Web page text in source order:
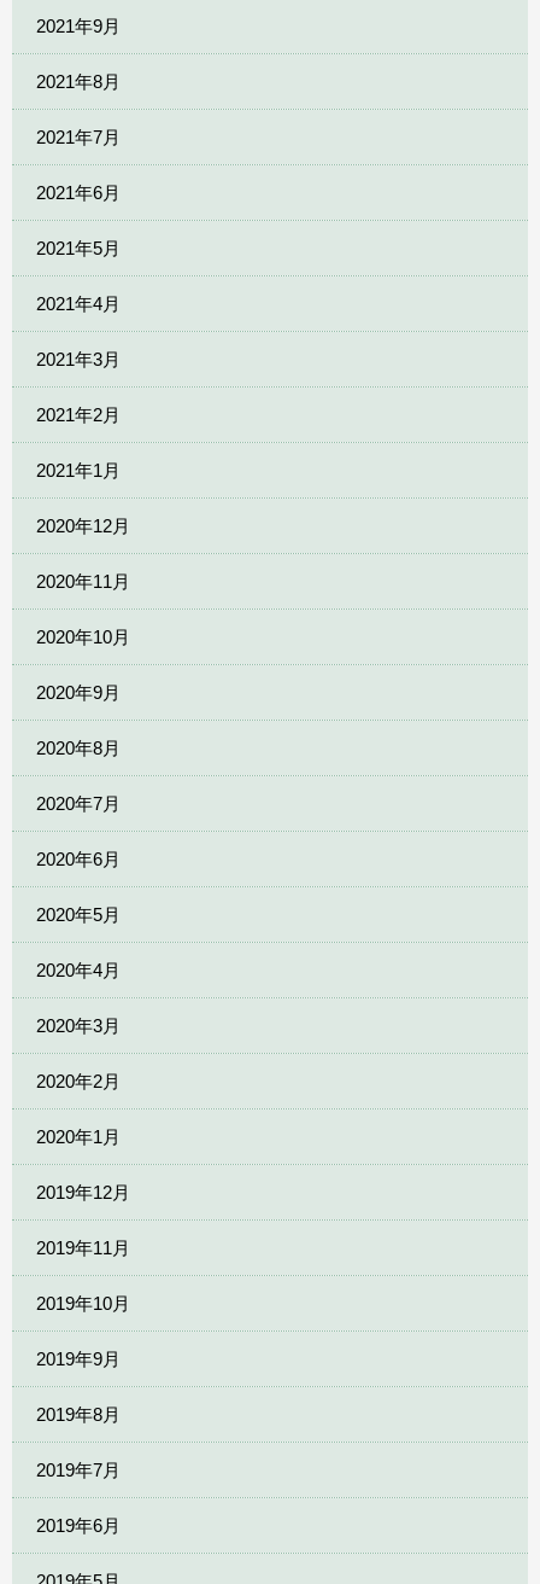
2021年9月
2021年8月
2021年7月
2021年6月
2021年5月
2021年4月
2021年3月
2021年2月
2021年1月
2020年12月
2020年11月
2020年10月
2020年9月
2020年8月
2020年7月
2020年6月
2020年5月
2020年4月
2020年3月
2020年2月
2020年1月
2019年12月
2019年11月
2019年10月
2019年9月
2019年8月
2019年7月
2019年6月